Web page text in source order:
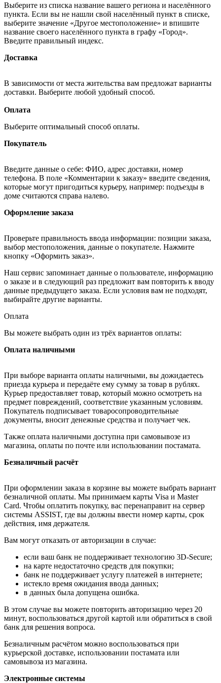
Выберите из списка название вашего региона и населённого
пункта. Если вы не нашли свой населённый пункт в списке,
выберите значение «Другое местоположение» и впишите
название своего населённого пункта в графу «Город».
Введите правильный индекс.
Доставка
В зависимости от места жительства вам предложат варианты
доставки. Выберите любой удобный способ.
Оплата
Выберите оптимальный способ оплаты.
Покупатель
Введите данные о себе: ФИО, адрес доставки, номер
телефона. В поле «Комментарии к заказу» введите сведения,
которые могут пригодиться курьеру, например: подъезды в
доме считаются справа налево.
Оформление заказа
Проверьте правильность ввода информации: позиции заказа,
выбор местоположения, данные о покупателе. Нажмите
кнопку «Оформить заказ».
Наш сервис запоминает данные о пользователе, информацию
о заказе и в следующий раз предложит вам повторить к вводу
данные предыдущего заказа. Если условия вам не подходят,
выбирайте другие варианты.
Оплата
Вы можете выбрать один из трёх вариантов оплаты:
Оплата наличными
При выборе варианта оплаты наличными, вы дожидаетесь
приезда курьера и передаёте ему сумму за товар в рублях.
Курьер предоставляет товар, который можно осмотреть на
предмет повреждений, соответствие указанным условиям.
Покупатель подписывает товаросопроводительные
документы, вносит денежные средства и получает чек.
Также оплата наличными доступна при самовывозе из
магазина, оплаты по почте или использовании постамата.
Безналичный расчёт
При оформлении заказа в корзине вы можете выбрать вариант
безналичной оплаты. Мы принимаем карты Visa и Master
Card. Чтобы оплатить покупку, вас перенаправит на сервер
системы ASSIST, где вы должны ввести номер карты, срок
действия, имя держателя.
Вам могут отказать от авторизации в случае:
если ваш банк не поддерживает технологию 3D-Secure;
на карте недостаточно средств для покупки;
банк не поддерживает услугу платежей в интернете;
истекло время ожидания ввода данных;
в данных была допущена ошибка.
В этом случае вы можете повторить авторизацию через 20
минут, воспользоваться другой картой или обратиться в свой
банк для решения вопроса.
Безналичным расчётом можно воспользоваться при
курьерской доставке, использовании постамата или
самовывоза из магазина.
Электронные системы